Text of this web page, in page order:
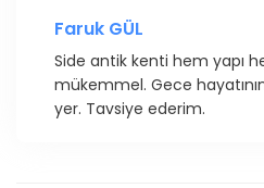
Faruk GÜL
Side antik kenti hem yapı
mükemmel. Gece
yer. Tavsiye ederim.